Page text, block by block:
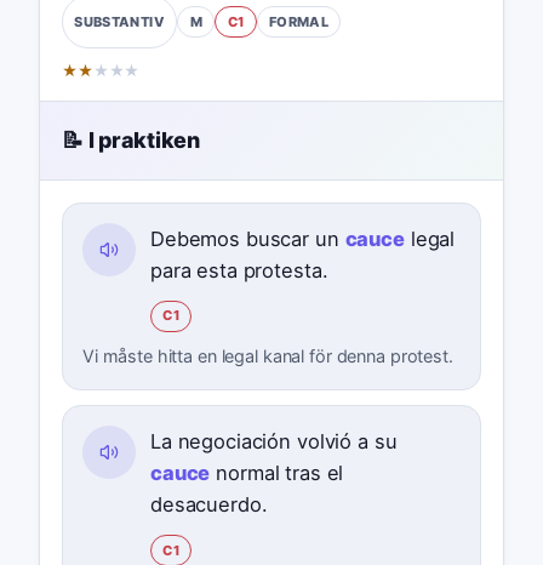
SUBSTANTIV M C1 FORMAL
★★ ★ ★ ★
📝 I praktiken
Debemos buscar un caucelegal
para esta protesta.
C1
Vi måste hitta en legal kanal för denna protest.
La negociación volvió a su
cauce normal tras el
desacuerdo.
C1